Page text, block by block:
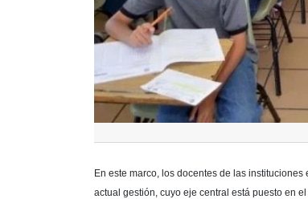
En este marco, los docentes de las
actual gestión, cuyo eje central está puesto en